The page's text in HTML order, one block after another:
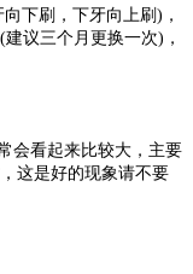
刷，下牙向上刷)，
议三个月更换一次)，
看起来比较大，主要
这是好的现象请不要